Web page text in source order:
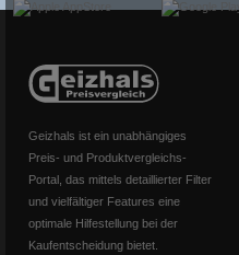
Geizhals ist ein unabhängiges
Preis- und Produktvergleichs-
Portal, das mittels detaillierter Filter
und vielfältiger Features eine
optimale Hilfestellung bei der
Kaufentscheidung bietet.